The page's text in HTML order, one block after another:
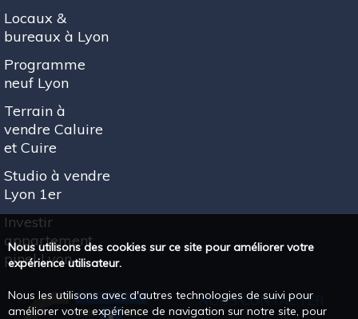
Locaux &
bureaux à Lyon
Programme
neuf Lyon
Terrain à
vendre Caluire
et Cuire
Studio à vendre
Lyon 1er
Investir
appartement
pinel Lyon
NOUS CONTACTER
Nous utilisons des cookies sur ce site pour améliorer votre
expérience utilisateur.
Nous les utilisons avec d'autres technologies de suivi pour
améliorer votre expérience de navigation sur notre site, pour